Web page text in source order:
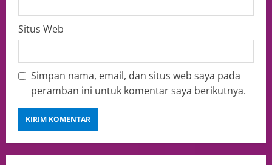
Situs Web
Simpan nama, email, dan situs web saya pada
peramban ini untuk komentar saya berikutnya.